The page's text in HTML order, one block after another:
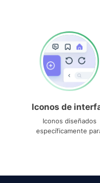
Iconos de
Iconos diseñados
específicamente